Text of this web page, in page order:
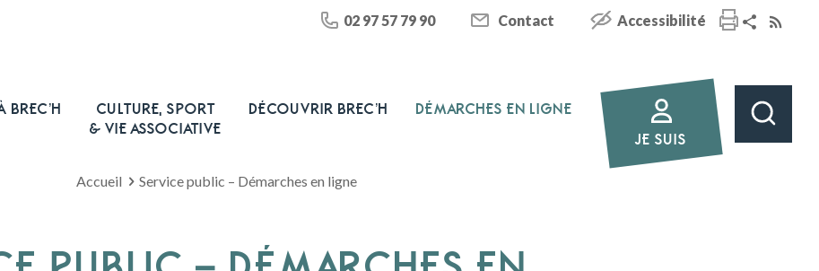
02 97 57 79 90 Contact Accessibilité
BREC’H
CULTURE, SPORT
& VIE ASSOCIATIVE
DÉCOUVRIR BREC’H
DÉMARCHES EN LIGNE
JE SUIS
Accueil Service public – Démarches en ligne